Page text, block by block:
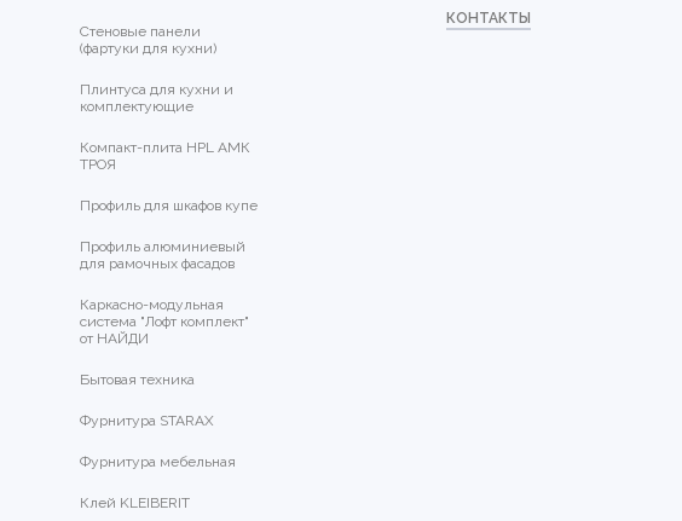
Стеновые панели
(фартуки для кухни)
Плинтуса для кухни и
комплектующие
Компакт-плита HPL АМК
ТРОЯ
Профиль для шкафов купе
Профиль алюминиевый
для рамочных фасадов
Каркасно-модульная
система "Лофт комплект"
от НАЙДИ
Бытовая техника
Фурнитура STARAX
Фурнитура мебельная
Клей KLEIBERIT
КОНТАКТЫ